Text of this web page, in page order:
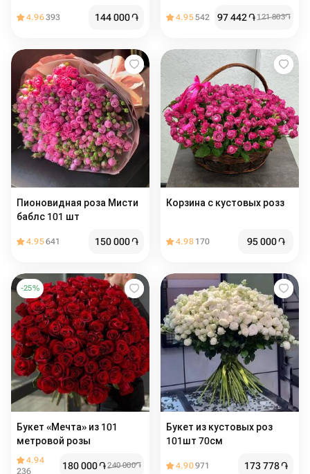
4.96393 144 000֏ 4.95542 97 442֏ 121 803֏
Пионовидная роза Мисти
баблс 101 шт
4.95641 150 000֏
Корзина с кустовых розз
4.98 170 95 000֏
-25%
Букет «Мечта» из 101
метровой розы
4.94
236
180 000֏240 000֏
Букет из кустовых роз
101шт 70см
4.90971 173 778֏